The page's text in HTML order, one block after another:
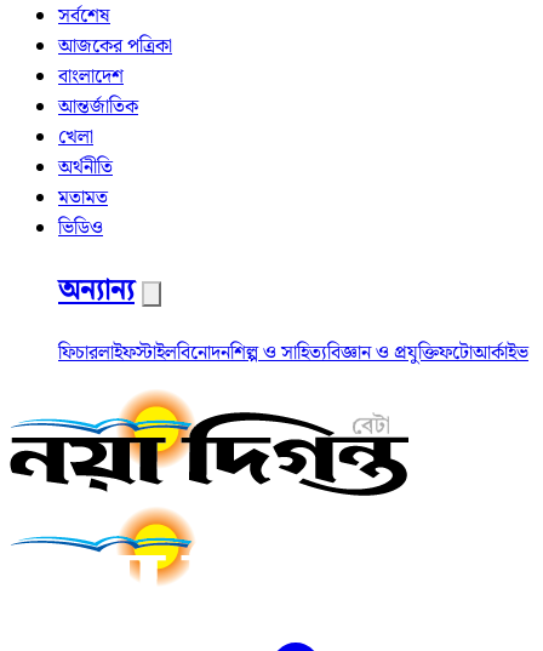
সর্বশেষ
আজকের পত্রিকা
বাংলাদেশ
আন্তর্জাতিক
খেলা
অর্থনীতি
মতামত
ভিডিও
অন্যান্য
ফিচারলাইফস্টাইলবিনোদনশিল্প ও সাহিত্যবিজ্ঞান ও প্রযুক্তিফটোআর্কাইভ